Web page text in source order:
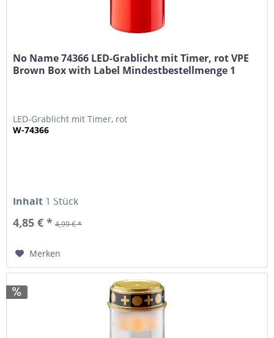
No Name 74366 LED-Grablicht mit Timer, rot VPE
Brown Box with Label Mindestbestellmenge 1
LED-Grablicht mit Timer, rot
W-74366
Inhalt 1 Stück
4,85 € * 4,99 € *
Merken